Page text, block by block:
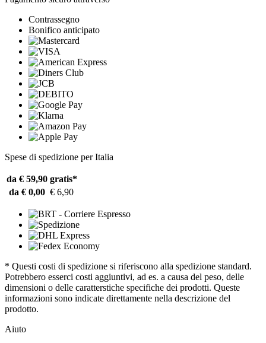
Contrassegno
Bonifico anticipato
Spese di spedizione per Italia
da € 59,90 gratis*
da € 0,00 € 6,90
* Questi costi di spedizione si riferiscono alla spedizione standard.
Potrebbero esserci costi aggiuntivi, ad es. a causa del peso, delle
dimensioni o delle caratterstiche specifiche dei prodotti. Queste
informazioni sono indicate direttamente nella descrizione del
prodotto.
Aiuto